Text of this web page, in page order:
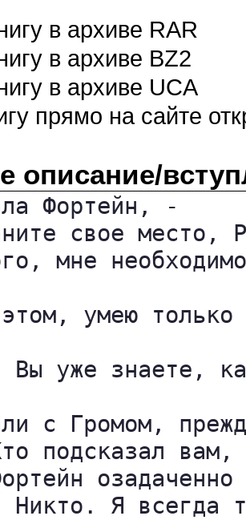
в архиве RAR
в архиве BZ2
в архиве UCA
прямо на сайте
описание/
Фортейн, -
свое место,
мне
умею
Вы уже знаете,
с Громом,
подсказал вам,
озадаченно
Никто. Я всегда